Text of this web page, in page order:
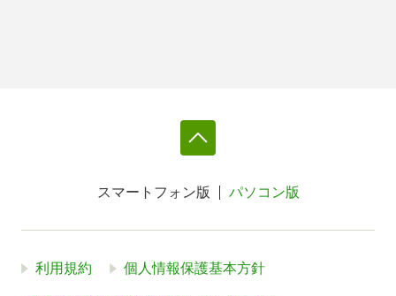
スマートフォン版 パソコン版
利用規約 個人情報保護基本方針